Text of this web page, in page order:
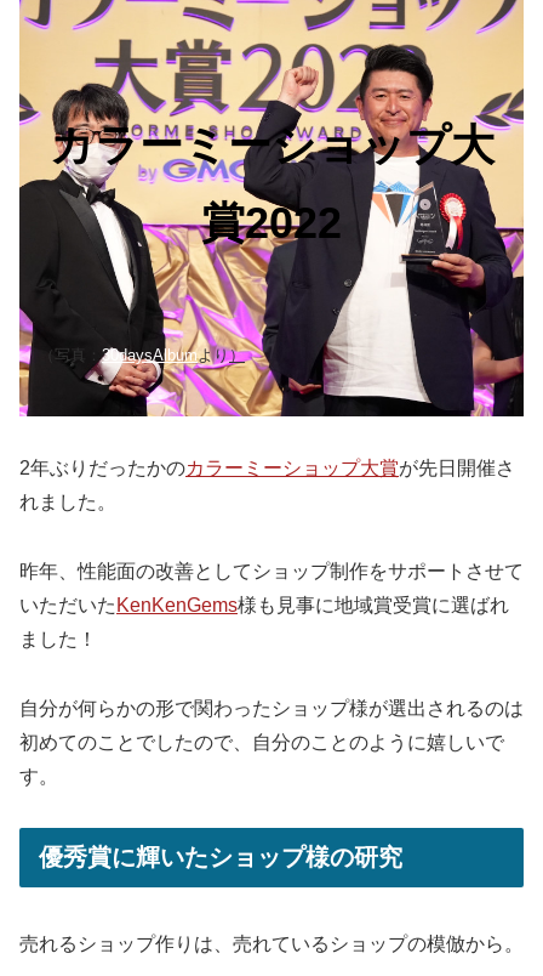
カラーミーショップ大
賞2022
（写真：30daysAlbumより）
2年ぶりだったかのカラーミーショップ大賞が先日開催さ
れました。
昨年、性能面の改善としてショップ制作をサポートさせて
いただいた KenKenGems様も見事に地域賞受賞に選ばれ
ました！
自分が何らかの形で関わったショップ様が選出されるのは
初めてのことでしたので、自分のことのように嬉しいで
す。
優秀賞に輝いたショップ様の研究
売れるショップ作りは、売れているショップの模倣から。